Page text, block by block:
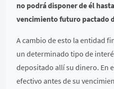
no podrá disponer de él
vencimiento futuro pactado
A cambio de esto la entidad
un determinado tipo de
depositado allí su dinero. En
efectivo antes de su